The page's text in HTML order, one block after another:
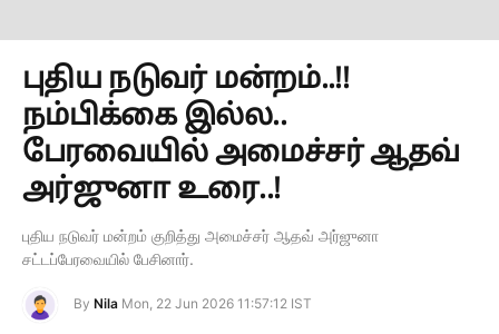
புதிய நடுவர் மன்றம்..!!
நம்பிக்கை இல்ல..
பேரவையில் அமைச்சர் ஆதவ்
அர்ஜுனா உரை..!
புதிய நடுவர் மன்றம் குறித்து அமைச்சர் ஆதவ் அர்ஜுனா
சட்டப்பேரவையில் பேசினார்.
By Nila Mon, 22 Jun 2026 11:57:12 IST